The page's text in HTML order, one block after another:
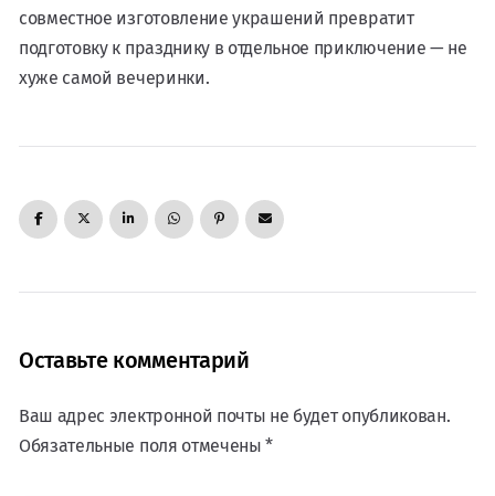
совместное изготовление украшений превратит
подготовку к празднику в отдельное приключение — не
хуже самой вечеринки.
Оставьте комментарий
Ваш адрес электронной почты не будет опубликован.
Обязательные поля отмечены *